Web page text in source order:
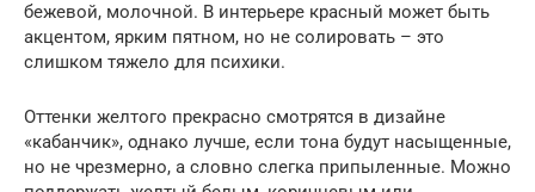
бежевой, молочной. В интерьере красный может быть
акцентом, ярким пятном, но не солировать – это
слишком тяжело для психики.
Оттенки желтого прекрасно смотрятся в дизайне
«кабанчик», однако лучше, если тона будут насыщенные,
но не чрезмерно, а словно слегка припыленные. Можно